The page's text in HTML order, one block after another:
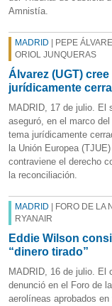
Amnistía.
MADRID | PEPE
ORIOL JUNQUERAS
Álvarez (UGT)
jurídicamente
MADRID, 17 de julio. El
aseguró, en el marco
tema jurídicamente
la Unión Europea
contraviene el derecho
la reconciliación.
MADRID | FORO DE LA
RYANAIR
Eddie Wilson
“dinero tirado”
MADRID, 16 de julio. El
denunció en el Foro de
aerolíneas aprobados en